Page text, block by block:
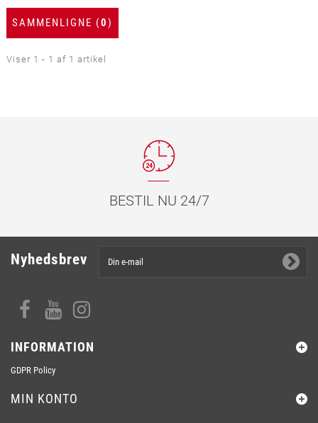
SAMMENLIGNE (0)
Viser 1 - 1 af 1 artikel
BESTIL NU 24/7
Nyhedsbrev
INFORMATION
GDPR Policy
MIN KONTO